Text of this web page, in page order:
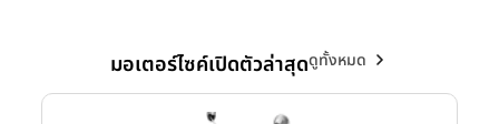
มอเตอร์ไซค์เปิดตัวล่าสุดดูทั้งหมด